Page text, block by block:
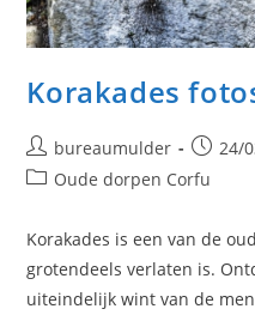
Korakades
Bericht
auteur:
bureaumulder
Bericht
24/
Berichtcategorie:
Oude dorpen Corfu
Korakades is een van de
grotendeels verlaten is.
uiteindelijk wint van de